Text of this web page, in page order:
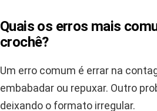
Quais os erros mais
crochê?
Um erro comum é errar na
embabadar ou repuxar. Outro
deixando o formato irregular.